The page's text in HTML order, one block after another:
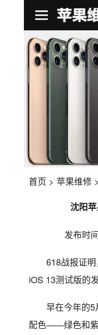
首页 > 苹果维修
沈阳
发布时
618战报证明
iOS 13测试版的
早在今年的5
配色——绿色和紫